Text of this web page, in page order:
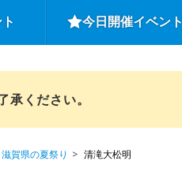
今日開催イベント
ください。
滋賀県の夏祭り 清滝大松明